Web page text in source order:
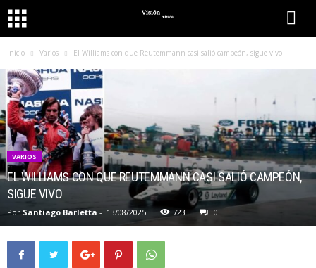
Inicio Varios El Williams con que Reutemmann casi salió campeón, sigue vivo
VARIOS
EL WILLIAMS CON QUE REUTEMMANN CASI SALIÓ CAMPEÓN,
SIGUE VIVO
Por Santiago Barletta - 13/08/2025 723 0